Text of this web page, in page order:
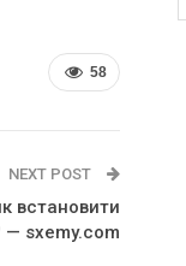
58
NEXT POST
встановити
— sxemy.com